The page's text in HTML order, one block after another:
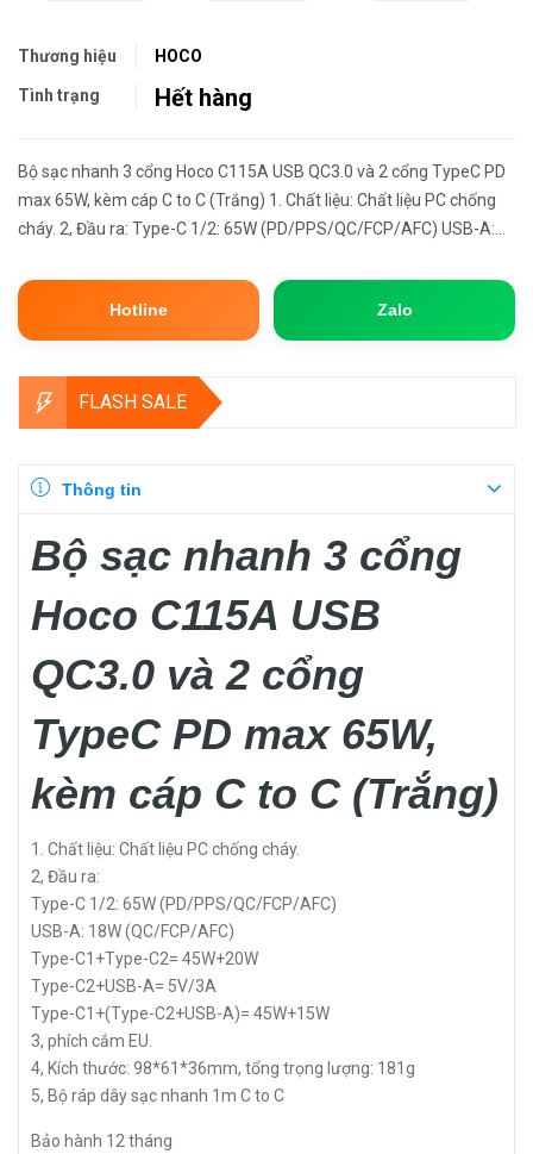
Thương hiệu HOCO
Tình trạng Hết hàng
Bộ sạc nhanh 3 cổng Hoco C115A USB QC3.0 và 2 cổng TypeC PD
max 65W, kèm cáp C to C (Trắng) 1. Chất liệu: Chất liệu PC chống
cháy. 2, Đầu ra: Type-C 1/2: 65W (PD/PPS/QC/FCP/AFC) USB-A:
A= 5V/3A...
Hotline
Zalo
FLASH SALE
Thông tin
Bộ sạc nhanh 3 cổng
Hoco C115A USB
QC3.0 và 2 cổng
TypeC PD max 65W,
kèm cáp C to C (Trắng)
1. Chất liệu: Chất liệu PC chống cháy.
2, Đầu ra:
Type-C 1/2: 65W (PD/PPS/QC/FCP/AFC)
USB-A: 18W (QC/FCP/AFC)
Type-C1+Type-C2= 45W+20W
Type-C2+USB-A= 5V/3A
Type-C1+(Type-C2+USB-A)= 45W+15W
3, phích cắm EU.
4, Kích thước: 98*61*36mm, tổng trọng lượng: 181g
5, Bộ ráp dây sạc nhanh 1m C to C
Bảo hành 12 tháng